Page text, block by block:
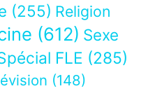
(255) Religion
(612) Sexe
FLE (285)
(148)